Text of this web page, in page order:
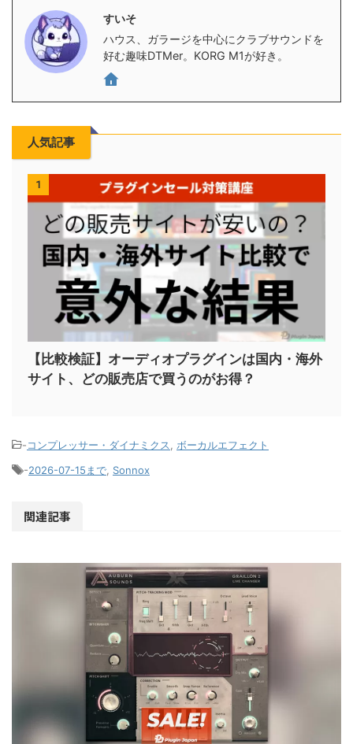
すいそ
ハウス、ガラージを中心にクラブサウンドを
好む趣味DTMer。KORG M1が好き。
人気記事
1
【比較検証】オーディオプラグインは国内・海外
サイト、どの販売店で買うのがお得？
-コンプレッサー・ダイナミクス
ボーカルエフェクト
-2026-07-15まで Sonnox
関連記事